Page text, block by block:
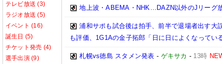
テレビ放送 (3)
ラジオ放送 (5)
イベント (16)
誕生日 (5)
チケット発売 (4)
選手出演 (9)
地上波・ABEMA・NHK…DAZN以外のJリーグ
浦和サポも試合後は拍手、前半で退場者出す大
も評価、1G1Aの金子拓郎「日に日によくなってい
札幌vs徳島 スタメン発表 - ゲキサカ - 13時